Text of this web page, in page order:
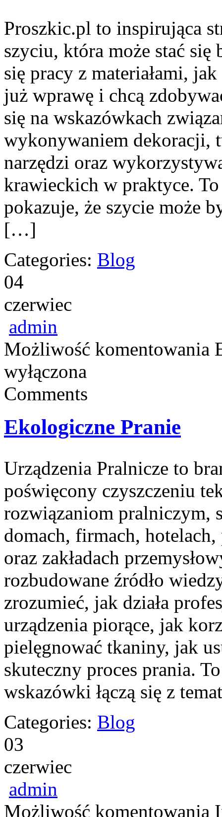
Proszkic.pl to inspirująca
szyciu, która może stać się
się pracy z materiałami,
już wprawę i chcą
się na wskazówkach
wykonywaniem dekoracji,
narzędzi oraz
krawieckich w praktyce.
pokazuje, że szycie może
[…]
Categories: Blog
04
czerwiec
admin
Możliwość komentowania
wyłączona
Comments
Ekologiczne Pranie
Urządzenia Pralnicze to
poświęcony czyszczeniu
rozwiązaniom pralniczym,
domach, firmach,
oraz zakładach
rozbudowane źródło
zrozumieć, jak działa
urządzenia piorące, jak
pielęgnować tkaniny, jak
skuteczny proces prania.
wskazówki łączą się z
Categories: Blog
03
czerwiec
admin
Możliwość komentowania